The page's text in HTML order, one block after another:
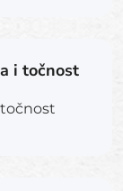
i točnost